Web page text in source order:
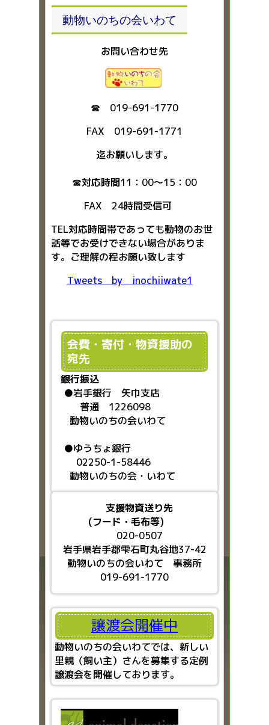
動物いのちの会いわて
お問い合わせ先
☎ 019-691-1770
FAX 019-691-1771
迄お願いします。
☎対応時間11：00～15：00
FAX 24時間受信可
TEL対応時間帯であっても動物のお世
話等でお受けできない場合がありま
す。ご理解の程お願い致します
Tweets by inochiiwate1
会費・寄付・物資援助の
宛先
銀行振込
●岩手銀行 矢巾支店
普通 1226098
動物いのちの会いわて
●ゆうちょ銀行
02250-1-58446
動物いのちの会・いわて
支援物資送り先
(フード・毛布等)
020-0507
岩手県岩手郡雫石町丸谷地37-42
動物いのちの会いわて 事務所
019-691-1770
譲渡会開催中
動物いのちの会いわてでは、新しい
里親（飼い主）さんを募集する定例
譲渡会を開催しております。